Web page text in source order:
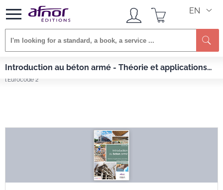
EN
Introduction au béton armé - Théorie et applications
courantes selon l'Eurocode 2
Afnor EDITIONS
Books
Introduction au béton armé - Théorie et applications courantes selon
l'Eurocode 2